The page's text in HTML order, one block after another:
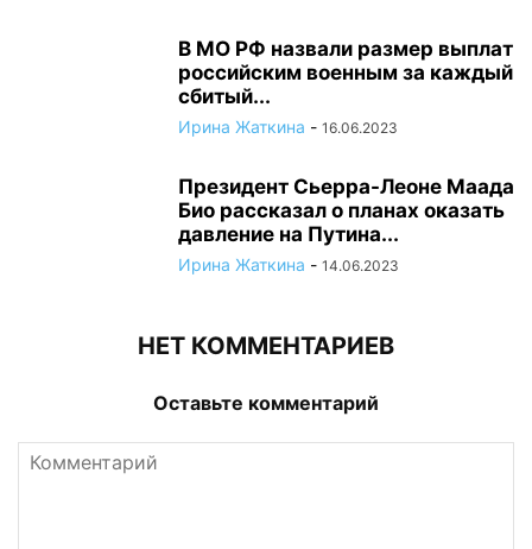
В МО РФ назвали размер выплат
российским военным за каждый
сбитый...
Ирина Жаткина - 16.06.2023
Президент Сьерра-Леоне Маада
Био рассказал о планах оказать
давление на Путина...
Ирина Жаткина - 14.06.2023
НЕТ КОММЕНТАРИЕВ
Оставьте комментарий